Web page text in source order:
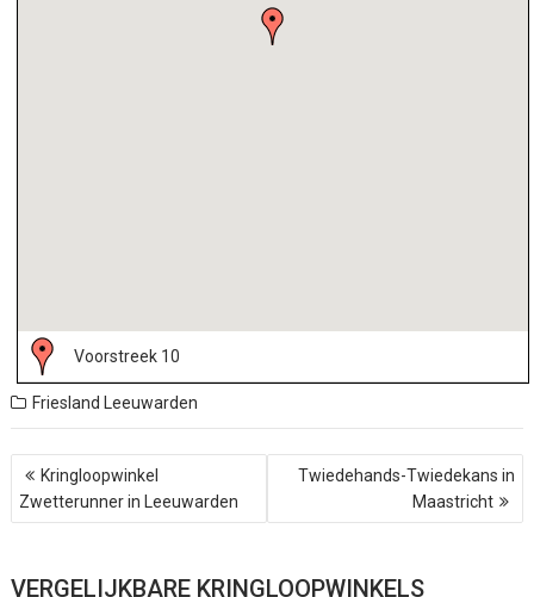
Voorstreek 10
Friesland Leeuwarden
e
r
h
Kringloopwinkel
Zwetterunner in Leeuwarden
Twiedehands-Twiedekans in
Maastricht
VERGELIJKBARE KRINGLOOPWINKELS